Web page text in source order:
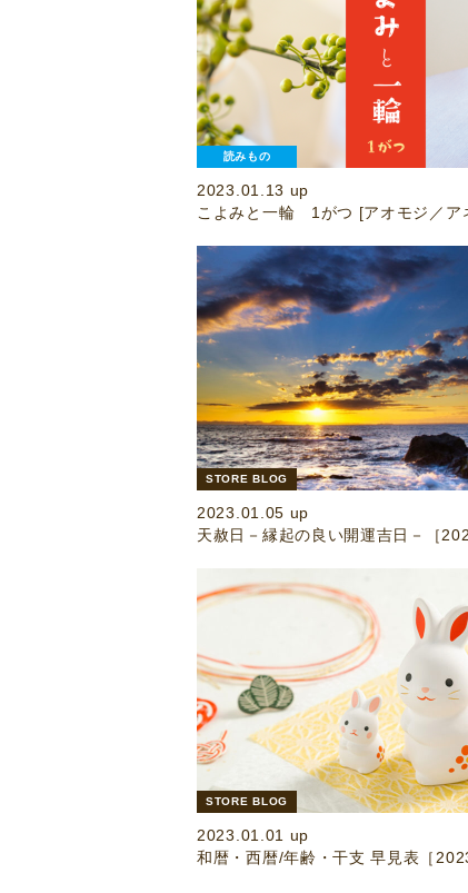
読みもの
2023.01.13 up
こよみと一輪 1がつ [アオモジ／ア
STORE BLOG
2023.01.05 up
天赦日－縁起の良い開運吉日－［
STORE BLOG
2023.01.01 up
和暦・西暦/年齢・干支 早見表［